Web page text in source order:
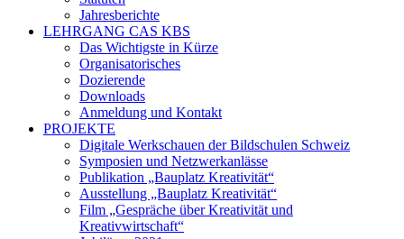
Jahresberichte
LEHRGANG CAS KBS
Das Wichtigste in Kürze
Organisatorisches
Dozierende
Downloads
Anmeldung und Kontakt
PROJEKTE
Digitale Werkschauen der Bildschulen Schweiz
Symposien und Netzwerkanlässe
Publikation „Bauplatz Kreativität“
Ausstellung „Bauplatz Kreativität“
Film „Gespräche über Kreativität und
Kreativwirtschaft“